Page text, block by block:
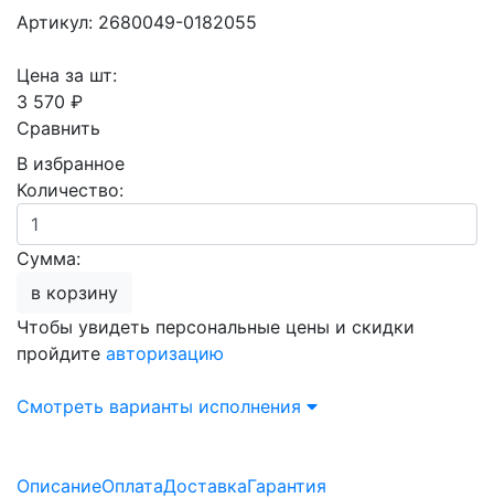
Артикул: 2680049-0182055
Цена за шт:
3 570 ₽
Сравнить
В избранное
Количество:
Сумма:
в корзину
Чтобы увидеть персональные цены и скидки
пройдите авторизацию
Смотреть варианты исполнения
ОписаниеОплатаДоставкаГарантия